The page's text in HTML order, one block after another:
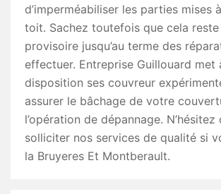
d’imperméabiliser les parties mises
toit. Sachez toutefois que cela reste
provisoire jusqu’au terme des
effectuer. Entreprise Guillouard met
disposition ses couvreur
assurer le bâchage de votre
l’opération de dépannage.
solliciter nos services de qualité si
la Bruyeres Et Montberault.